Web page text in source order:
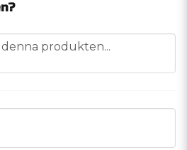
denna produkten...